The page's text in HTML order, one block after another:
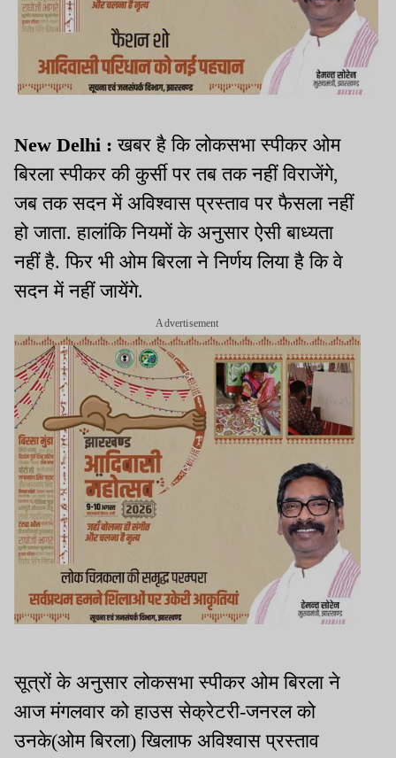
New Delhi : खबर है कि लोकसभा स्पीकर ओम
बिरला स्पीकर की कुर्सी पर तब तक नहीं विराजेंगे,
जब तक सदन में अविश्वास प्रस्ताव पर फैसला नहीं
हो जाता. हालांकि नियमों के अनुसार ऐसी बाध्यता
नहीं है. फिर भी ओम बिरला ने निर्णय लिया है कि वे
सदन में नहीं जायेंगे.
Advertisement
सूत्रों के अनुसार लोकसभा स्पीकर ओम बिरला ने
आज मंगलवार को हाउस सेक्रेटरी-जनरल को
उनके(ओम बिरला) खिलाफ अविश्वास प्रस्ताव